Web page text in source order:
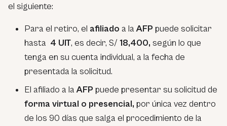
el siguiente:
Para el retiro, el afiliado a laAFP puede solicitar
hasta 4 UIT, es decir, S/ 18,400, según lo que
tenga en su cuenta individual, a la fecha de
presentada la solicitud.
El afiliado a laAFP puede presentar su solicitud de
forma virtual o presencial, por única vez dentro
de los 90 días que salga el procedimiento de la